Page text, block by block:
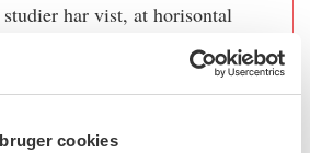
cookies
har vist, at horisontal
patogener som
er mulig
mikrobiom kan præge barnets